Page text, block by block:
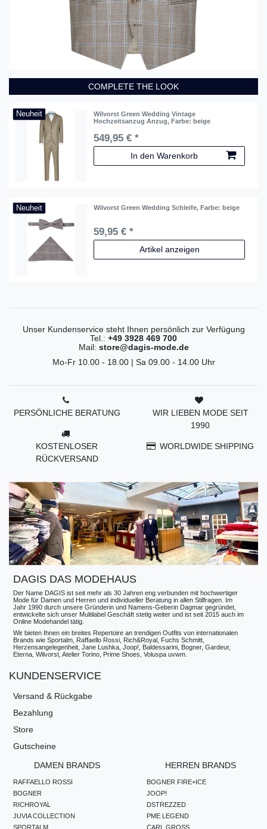
COMPLETE THE LOOK
Neuheit
Wilvorst Green Wedding Vintage
Hochzeitsanzug Anzug, Farbe: beige
549,95 € *
In den Warenkorb
Neuheit Wilvorst Green Wedding Schleife, Farbe: beige
59,95 € *
Artikel anzeigen
Unser Kundenservice steht Ihnen persönlich zur Verfügung
Tel.: +49 3928 469 700
Mail: store@dagis-mode.de
Mo-Fr 10.00 - 18.00 | Sa 09.00 - 14.00 Uhr
PERSÖNLICHE BERATUNG
KOSTENLOSER
RÜCKVERSAND
WIR LIEBEN MODE SEIT
1990
WORLDWIDE SHIPPING
DAGIS DAS MODEHAUS
Der Name DAGIS ist seit mehr als 30 Jahren eng verbunden mit hochwertiger
Mode für Damen und Herren und individueller Beratung in allen Stilfragen. Im
Jahr 1990 durch unsere Gründerin und Namens-Geberin Dagmar gegründet,
entwickelte sich unser Multilabel Geschäft stetig weiter und ist seit 2015 auch im
Online Modehandel tätig.
Wir bieten Ihnen ein breites Repertoire an trendigen Outfits von internationalen
Brands wie Sportalm, Raffaello Rossi, Rich&Royal, Fuchs Schmitt,
Herzensangelegenheit, Jane Lushka, Joop!, Baldessarini, Bogner, Gardeur,
Eterna, Wilvorst, Atelier Torino, Prime Shoes, Voluspa uvwm.
KUNDENSERVICE
Versand & Rückgabe
Bezahlung
Store
Gutscheine
DAMEN BRANDS
RAFFAELLO ROSSI
BOGNER
RICHROYAL
JUVIA COLLECTION
SPORTALM
HERREN BRANDS
BOGNER FIRE+ICE
JOOP!
DSTREZZED
PME LEGEND
CARL GROSS